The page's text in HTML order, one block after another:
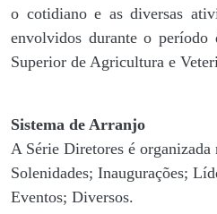
o cotidiano e as diversas
envolvidos durante o período
Superior de Agricultura e
Sistema de Arranjo
A Série Diretores é organizada
Solenidades; Inaugurações;
Eventos; Diversos.